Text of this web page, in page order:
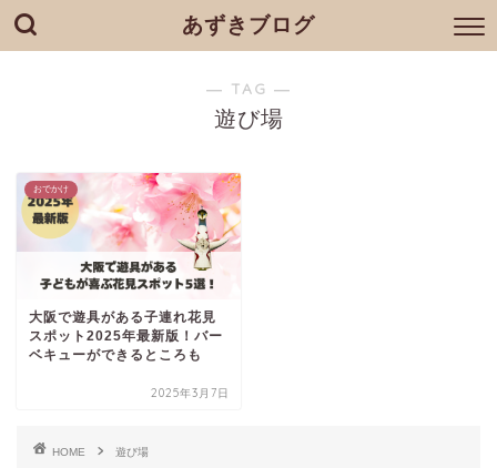
あずきブログ
― TAG ―
遊び場
おでかけ
大阪で遊具がある子連れ花見
スポット2025年最新版！バー
ベキューができるところも
2025年3月7日
HOME 遊び場